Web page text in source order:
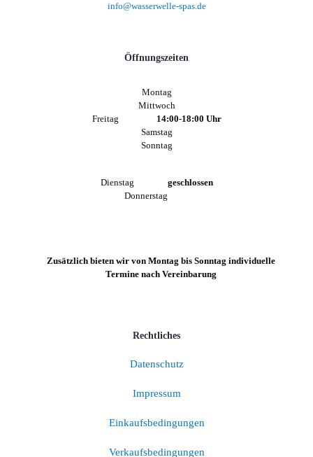
info@wasserwelle-spas.de
Öffnungszeiten
Montag
Mittwoch
Freitag 14:00-18:00 Uhr
Samstag
Sonntag
Dienstag geschlossen
Donnerstag
Zusätzlich bieten wir von Montag bis Sonntag individuelle
Termine nach Vereinbarung
Rechtliches
Datenschutz
Impressum
Einkaufsbedingungen
Verkaufsbedingungen